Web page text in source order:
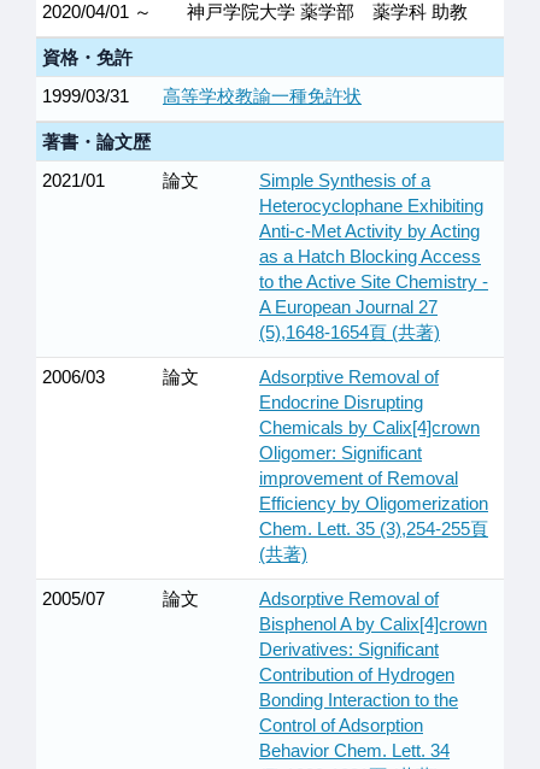
2020/04/01 ～ 神戸学院大学 薬学部 薬学科 助教
資格・免許
1999/03/31
高等学校教諭一種免許状
著書・論文歴
2021/01
論文
Simple Synthesis of a
Heterocyclophane Exhibiting
Anti‐c‐Met Activity by Acting
as a Hatch Blocking Access
to the Active Site Chemistry -
A European Journal 27
(5),1648-1654頁 (共著)
2006/03 論文
Adsorptive Removal of
Endocrine Disrupting
Chemicals by Calix[4]crown
Oligomer: Significant
improvement of Removal
Efficiency by Oligomerization
Chem. Lett. 35 (3),254-255頁
(共著)
2005/07 論文
Adsorptive Removal of
Bisphenol A by Calix[4]crown
Derivatives: Significant
Contribution of Hydrogen
Bonding Interaction to the
Control of Adsorption
Behavior Chem. Lett. 34